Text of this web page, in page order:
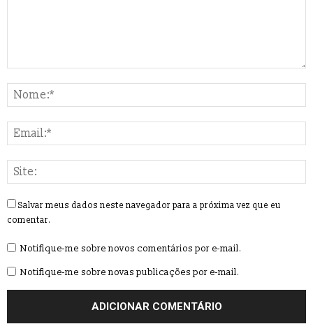
Salvar meus dados neste navegador para a próxima vez que eu
comentar.
Notifique-me sobre novos comentários por e-mail.
Notifique-me sobre novas publicações por e-mail.